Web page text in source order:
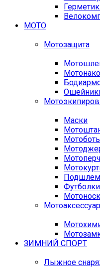
МОТО
Мотозащита
Маски
Футболки
ЗИМНИЙ СПОРТ
Лыжное